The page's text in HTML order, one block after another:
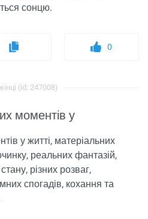
сонцю.
0
(id: 247008)
моментів у
у житті, матеріальних
реальних фантазій,
різних розваг,
спогадів, кохання та